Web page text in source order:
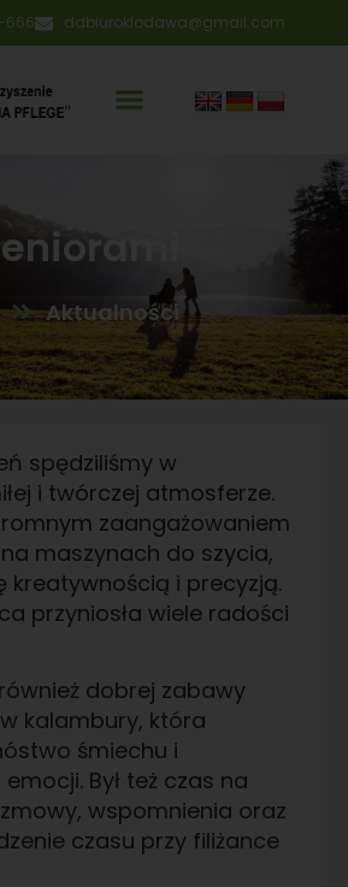
666 ddbiuroklodawa@gmail.com
Aktualności
spędziliśmy w
i twórczej atmosferze.
zaangażowaniem
maszynach do szycia,
kreatywnością i precyzją.
przyniosła wiele radości
dobrej zabawy
kalambury, która
śmiechu i
Był też czas na
wspomnienia oraz
czasu przy filiżance